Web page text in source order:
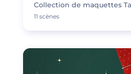
Collection de maquettes
11 scènes